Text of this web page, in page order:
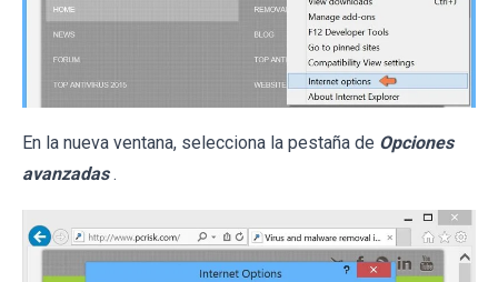
En la nueva ventana, selecciona la pestaña de Opciones
avanzadas .